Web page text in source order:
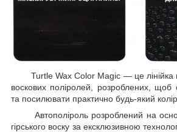
Turtle Wax Color Magic — це лінійка
воскових поліролей, розроблених, щоб
та посилювати практично будь-який
Автополіроль розроблений на
гірського воску за ексклюзивною